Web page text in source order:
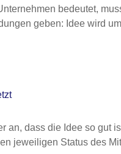
bedeutet,
geben: Idee wird
an, dass die Idee so gut
jeweiligen Status des